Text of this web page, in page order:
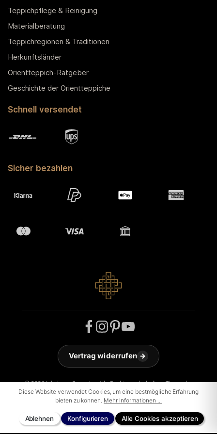
Teppichpflege & Reinigung
Materialberatung
Teppichregionen & Traditionen
Herkunftsländer
Orientteppich-Ratgeber
Geschichte der Orientteppiche
Schnell versendet
Sicher bezahlen
© 2026 Jakobson Carpets - Alle Rechte vorbehalten. Theme by
ThemeWare®
Vertrag widerrufen →
Diese Website verwendet Cookies, um eine bestmögliche Erfahrung
bieten zu können. Mehr Informationen ...
Ablehnen Konfigurieren Alle Cookies akzeptieren